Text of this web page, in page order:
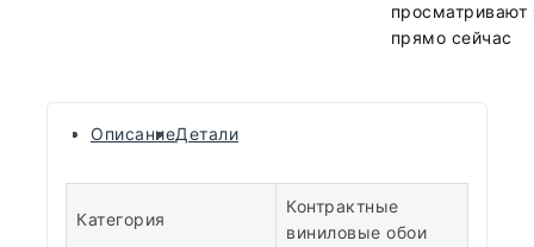
просматривают
прямо сейчас
ОписаниеДетали
Категория
Контрактные
виниловые обои